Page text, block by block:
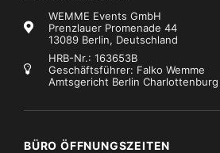
WEMME Events GmbH
Prenzlauer Promenade 44
13089 Berlin, Deutschland
HRB-Nr.: 163653B
Geschäftsführer: Falko Wemme
Amtsgericht Berlin Charlottenburg
BÜRO ÖFFNUNGSZEITEN